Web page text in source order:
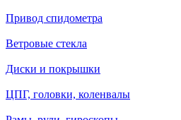
Привод спидометра
Ветровые стекла
Диски и покрышки
ЦПГ, головки, коленвалы